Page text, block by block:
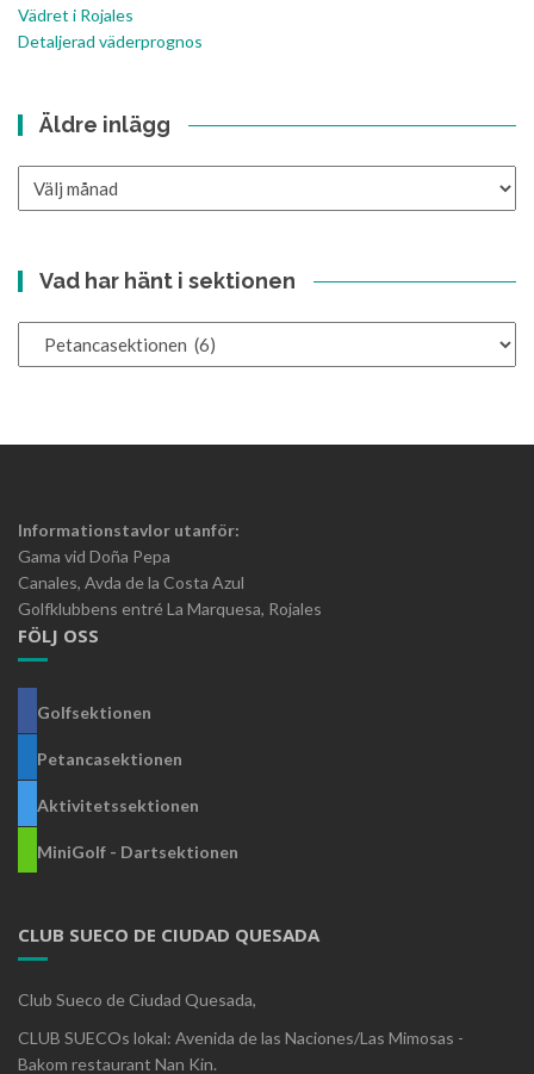
Vädret i Rojales
Detaljerad väderprognos
Äldre inlägg
inlägg
Vad har hänt i sektionen
Informationstavlor utanför:
Gama vid Doña Pepa
Canales, Avda de la Costa Azul
Golfklubbens entré La Marquesa, Rojales
FÖLJ OSS
Golfsektionen
Petancasektionen
Aktivitetssektionen
MiniGolf - Dartsektionen
CLUB SUECO DE CIUDAD QUESADA
Club Sueco de Ciudad Quesada,
CLUB SUECOs lokal: Avenida de las Naciones/Las Mimosas -
Bakom restaurant Nan Kin.